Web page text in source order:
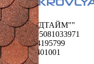
ООО "ФУДТАЙМ""
ОГРН 1195081033971
ИНН 5024195799
КПП 502401001